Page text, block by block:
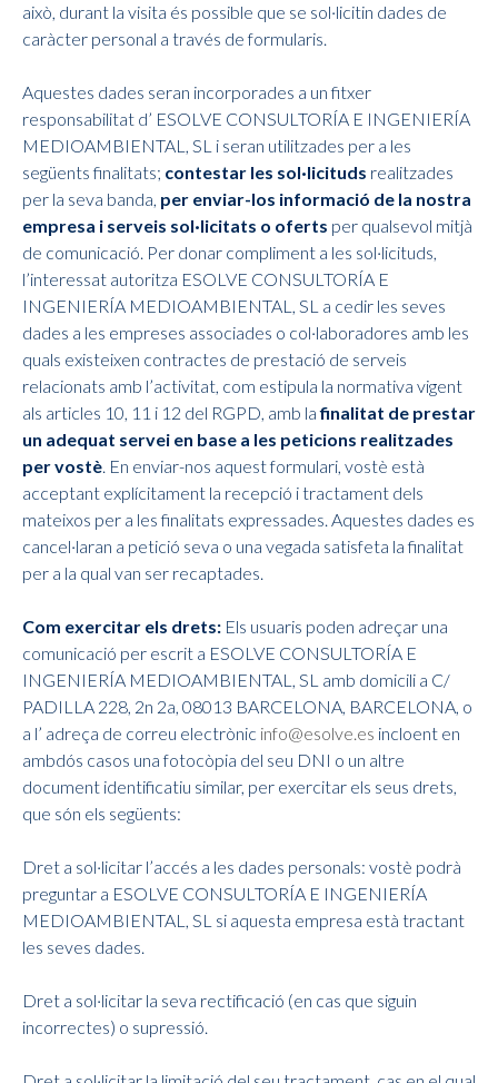
això, durant la visita és possible que se sol·licitin dades de
caràcter personal a través de formularis.
Aquestes dades seran incorporades a un fitxer
responsabilitat d’ ESOLVE CONSULTORÍA E INGENIERÍA
MEDIOAMBIENTAL, SL i seran utilitzades per a les
següents finalitats; contestar les sol·licituds realitzades
per la seva banda, per enviar-los informació de la nostra
empresa i serveis sol·licitats o oferts per qualsevol mitjà
de comunicació. Per donar compliment a les sol·licituds,
l’interessat autoritza ESOLVE CONSULTORÍA E
INGENIERÍA MEDIOAMBIENTAL, SL a cedir les seves
dades a les empreses associades o col·laboradores amb les
quals existeixen contractes de prestació de serveis
relacionats amb l’activitat, com estipula la normativa vigent
als articles 10, 11 i 12 del RGPD, amb lafinalitat de prestar
un adequat servei en base a les peticions realitzades
per vostè. En enviar-nos aquest formulari, vostè està
acceptant explícitament la recepció i tractament dels
mateixos per a les finalitats expressades. Aquestes dades es
cancel·laran a petició seva o una vegada satisfeta la finalitat
per a la qual van ser recaptades.
Com exercitar els drets: Els usuaris poden adreçar una
comunicació per escrit a ESOLVE CONSULTORÍA E
INGENIERÍA MEDIOAMBIENTAL, SL amb domicili a C/
PADILLA 228, 2n 2a, 08013 BARCELONA, BARCELONA, o
a l’ adreça de correu electrònic info@esolve.es incloent en
ambdós casos una fotocòpia del seu DNI o un altre
document identificatiu similar, per exercitar els seus drets,
que són els següents:
Dret a sol·licitar l’accés a les dades personals: vostè podrà
preguntar a ESOLVE CONSULTORÍA E INGENIERÍA
MEDIOAMBIENTAL, SL si aquesta empresa està tractant
les seves dades.
Dret a sol·licitar la seva rectificació (en cas que siguin
incorrectes) o supressió.